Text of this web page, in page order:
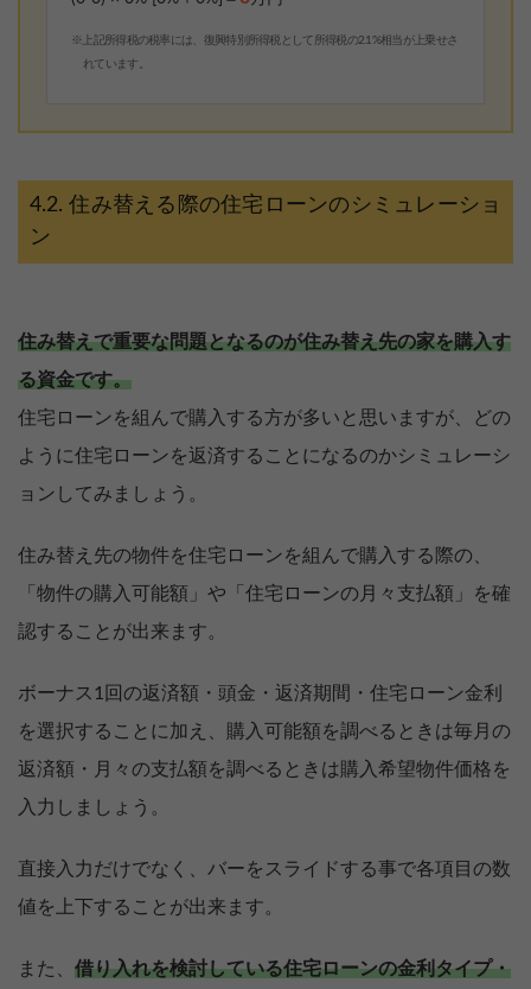
※上記所得税の税率には、復興特別所得税として所得税の2.1%相当が上乗せさ
れています。
住み替える際の住宅ローンのシミュレーショ
ン
住み替えで重要な問題となるのが住み替え先の家を購入す
る資金です。
住宅ローンを組んで購入する方が多いと思いますが、どの
ように住宅ローンを返済することになるのかシミュレーシ
ョンしてみましょう。
住み替え先の物件を住宅ローンを組んで購入する際の、
「物件の購入可能額」や「住宅ローンの月々支払額」を確
認することが出来ます。
ボーナス1回の返済額・頭金・返済期間・住宅ローン金利
を選択することに加え、購入可能額を調べるときは毎月の
返済額・月々の支払額を調べるときは購入希望物件価格を
入力しましょう。
直接入力だけでなく、バーをスライドする事で各項目の数
値を上下することが出来ます。
また、 借り入れを検討している住宅ローンの金利タイプ・